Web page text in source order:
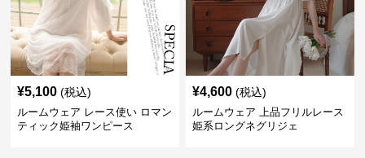
¥5,100 (税込)
ルームウェア レース使い ロマン
ティック姫袖ワンピース
¥4,600 (税込)
ルームウェア 上品フリルレース
姫系ロングネグリジェ